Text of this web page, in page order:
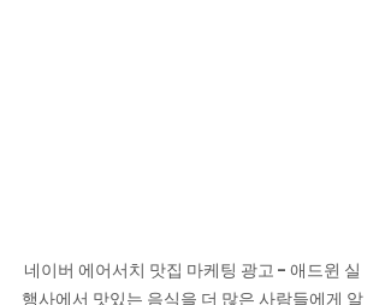
네이버 에어서치 맛집 마케팅 광고 - 애드윈 실
행사에서 맛있는 음식을 더 많은 사람들에게 알